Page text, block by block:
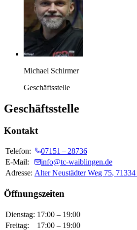
Michael Schirmer
Geschäftsstelle
Geschäftsstelle
Kontakt
Telefon:
07151 – 28736
E-Mail:
info@tc-waiblingen.de
Adresse: Alter Neustädter Weg 75, 71334
Öffnungszeiten
Dienstag: 17:00 – 19:00
Freitag: 17:00 – 19:00